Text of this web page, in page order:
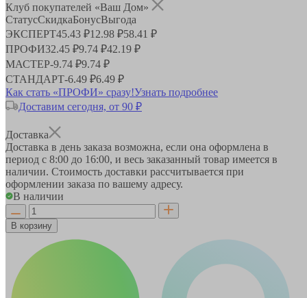
Клуб покупателей «Ваш Дом»
СтатусСкидкаБонусВыгода
ЭКСПЕРТ45.43 ₽12.98 ₽58.41 ₽
ПРОФИ32.45 ₽9.74 ₽42.19 ₽
МАСТЕР-9.74 ₽9.74 ₽
СТАНДАРТ-6.49 ₽6.49 ₽
Как стать «ПРОФИ» сразу!Узнать подробнее
Доставим сегодня, от 90 ₽
Доставка
Доставка в день заказа возможна, если она оформлена в
период с 8:00 до 16:00, и весь заказанный товар имеется в
наличии. Стоимость доставки рассчитывается при
оформлении заказа по вашему адресу.
В наличии
В корзину